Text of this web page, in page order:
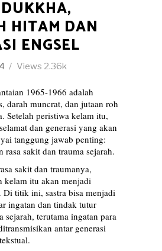
HITAM DAN
ENGSEL
Views 2.36k
1965-1966 adalah
darah muncrat, dan jutaan roh
Setelah peristiwa kelam itu,
dan generasi yang akan
tanggung jawab penting:
rasa sakit dan trauma sejarah.
sakit dan traumanya,
kelam itu akan menjadi
Di titik ini, sastra bisa menjadi
ingatan dan tindak tutur
sejarah, terutama ingatan para
antar generasi